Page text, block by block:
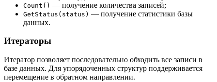
Count() — получение количества записей;
GetStatus(status) — получение статистики базы
данных.
Итераторы
Итератор позволяет последовательно обходить все записи в
базе данных. Для упорядоченных структур поддерживается
перемещение в обратном направлении.